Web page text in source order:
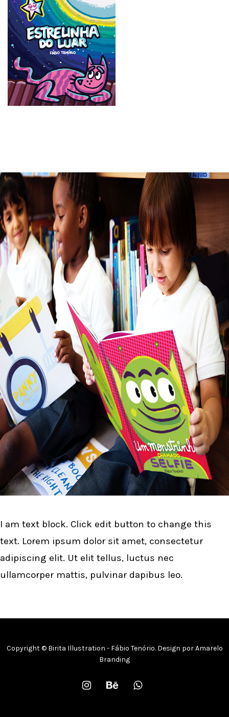
I am text block. Click edit button to change this
text. Lorem ipsum dolor sit amet, consectetur
adipiscing elit. Ut elit tellus, luctus nec
ullamcorper mattis, pulvinar dapibus leo.
Copyright © Birita Illustration - Fábio Tenório. Design porAmarelo
Branding
instagrambehancewhatsapp